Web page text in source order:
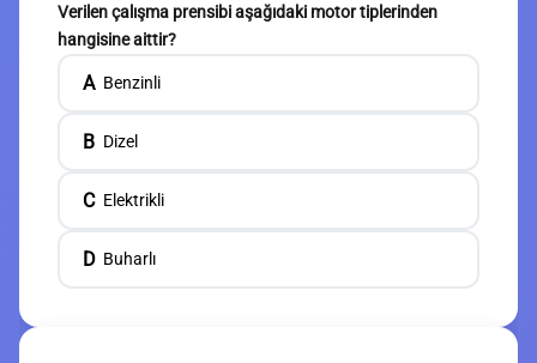
Verilen çalışma prensibi aşağıdaki motor tiplerinden
hangisine aittir?
A Benzinli
B Dizel
C Elektrikli
D Buharlı